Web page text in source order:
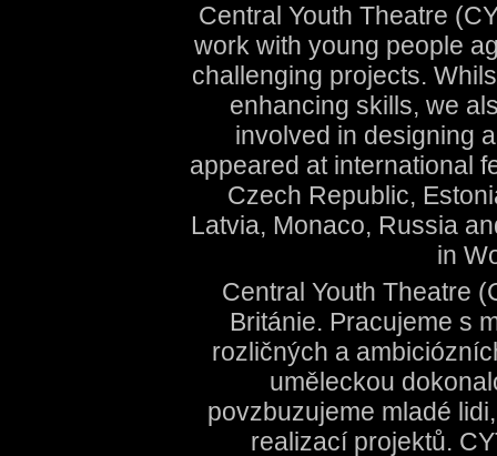
Central Youth Theatre
work with young people
challenging projects.
enhancing skills, we
involved in designing
appeared at international
Czech Republic,
Latvia, Monaco, Russia
in
Central Youth Theatre
Británie. Pracujeme s
rozličných a
uměleckou
povzbuzujeme mladé
realizací projektů.